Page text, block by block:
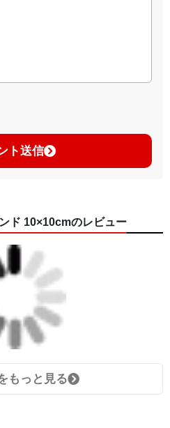
ト送信
ド 10×10cmのレビュー
もっと見る